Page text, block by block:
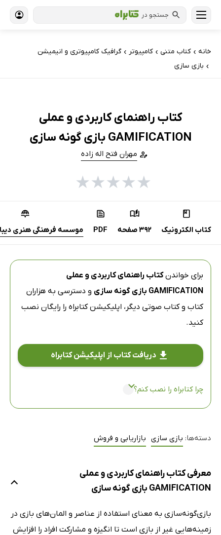
جستجو در
خانه › کتاب‌ متنی › کامپیوتر › گرافیک کامپیوتری و انیمیشن
› بازی سازی
کتاب راهنمای کاربردی و عملی
GAMIFICATION بازی گونه سازی
مهران فتح اله زاده
★
★
★
★
★
کتاب الکترونیک 392 صفحه PDF موسسه فرهنگی هنری
برای خواندنکتاب راهنمای کاربردی و عملی
GAMIFICATION بازی گونه سازی
و دسترسی به هزاران
کتاب و کتاب صوتی دیگر، اپلیکیشن کتابراه را رایگان نصب
کنید.
دریافت کتاب از اپلیکیشن کتابراه
چرا کتابراه را نصب کنم؟
دسته‌ها: بازی سازی بازاریابی و فروش
معرفی کتاب راهنمای کاربردی و عملی
GAMIFICATION بازی گونه سازی
بازی‌گونه‌سازی به معنای استفاده از عناصر و المان‌های بازی در
زمینه‌هایی غیر از بازی است تا انگیزه و مشارکت افراد را افزایش